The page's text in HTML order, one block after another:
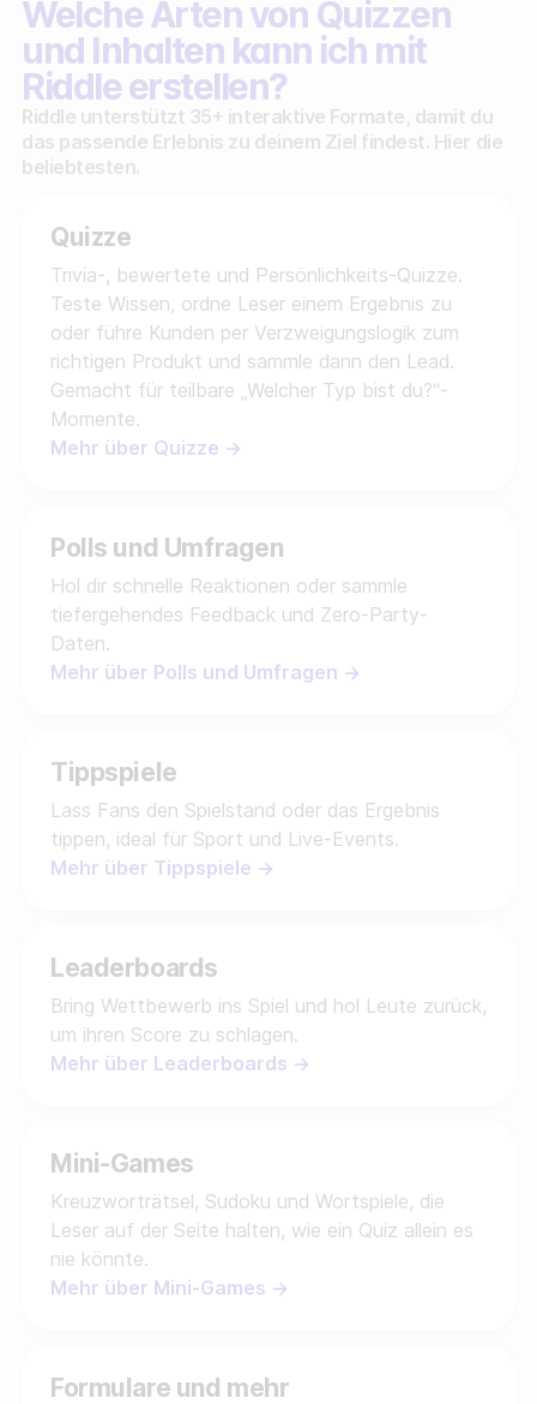
Welche Arten von Quizzen
und Inhalten kann ich mit
Riddle erstellen?
Riddle unterstützt 35+ interaktive Formate, damit du
das passende Erlebnis zu deinem Ziel findest. Hier die
beliebtesten.
Quizze
Trivia-, bewertete und Persönlichkeits-Quizze.
Teste Wissen, ordne Leser einem Ergebnis zu
oder führe Kunden per Verzweigungslogik zum
richtigen Produkt und sammle dann den Lead.
Gemacht für teilbare „Welcher Typ bist du?“-
Momente.
Mehr über Quizze →
Polls und Umfragen
Hol dir schnelle Reaktionen oder sammle
tiefergehendes Feedback und Zero-Party-
Daten.
Mehr über Polls und Umfragen →
Tippspiele
Lass Fans den Spielstand oder das Ergebnis
tippen, ideal für Sport und Live-Events.
Mehr über Tippspiele →
Leaderboards
Bring Wettbewerb ins Spiel und hol Leute zurück,
um ihren Score zu schlagen.
Mehr über Leaderboards →
Mini-Games
Kreuzworträtsel, Sudoku und Wortspiele, die
Leser auf der Seite halten, wie ein Quiz allein es
nie könnte.
Mehr über Mini-Games →
Formulare und mehr